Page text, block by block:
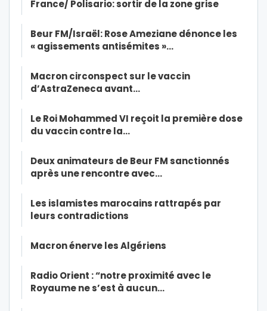
France/ Polisario: sortir de la zone grise
Beur FM/Israël: Rose Ameziane dénonce les
« agissements antisémites »…
Macron circonspect sur le vaccin
d’AstraZeneca avant…
Le Roi Mohammed VI reçoit la première dose
du vaccin contre la…
Deux animateurs de Beur FM sanctionnés
après une rencontre avec…
Les islamistes marocains rattrapés par
leurs contradictions
Macron énerve les Algériens
Radio Orient : “notre proximité avec le
Royaume ne s’est à aucun…